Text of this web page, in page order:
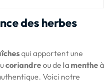
des herbes
qui apportent une
coriandreou de la mentheà
Voici notre